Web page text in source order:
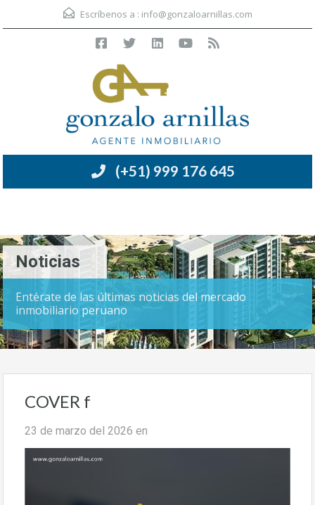
Escríbenos a : info@gonzaloarnillas.com
(+51) 999 176 645
Noticias
Entérate de las últimas noticias del mercado
inmobiliario peruano
COVER f
23 de marzo del 2026 en